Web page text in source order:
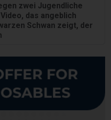
zwei Jugendliche
das angeblich
Schwan zeigt, der